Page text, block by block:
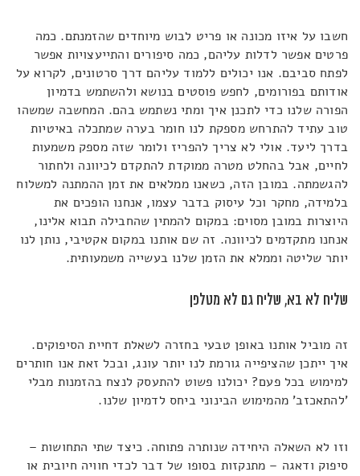
חשבו על איזו מכונה או פריט לבוש מיוחדים שהזמנתם. כמה
פרטים אפשר לדלות עליהם, כמה סיפורים והתייעצויות אפשר
לפתח סביבם. אנו יכולים ללמוד עליהם דרך סרטונים, לקרוא על
אודותם בפורומים, לחפש פוסטים בנושא ולהשתמש בדמיון
הפורה שלנו כדי לתכנן איך ומתי נשתמש בהם. המחשבה שמשהו
טוב עתיד להתרחש מספקת לנו חומר בערה שמתכלה באיטיות
בדרך ליעד. אולי לא צריך להפריז ולומר שזה מספק משמעות
לחיים, אבל בהחלט מטרה ממוקדת להתקדם לכיוונה ולחתור
להגשמתה. במובן הזה, כשאנו ממלאים את זמן ההמתנה למשלוח
בלמידה, מחקר וכל עיסוק בדבר עצמו, אנחנו הופכים את
היוצרות במובן מסוים: במקום להמתין שהחבילה תבוא אלינו,
אנחנו מתקדמים לכיוונה. זה שם אותנו במקום אקטיבי, נותן לנו
יותר שליטה וממלא את הזמן שלנו בעשייה משמעותית.
שליח לא בא, שליח גם לא מטלפן
זה מוביל אותנו באופן טבעי בחזרה לשאלת דחיית הסיפוקים.
איך ייתכן שהציפייה גורמת לנו יותר עונג, ובכל זאת אנו חותרים
למימוש בכל פעם? יכולנו פשוט להתעסק לנצח בהזמנות מבלי
'להתאכזב' מהמימוש הבינוני ביחס לדמיון שלנו.
וזו לא השאלה היחידה שנותרה פתוחה. כיצד שתי התחושות –
סיפוק ודאגה – מתנקזות בסופו של דבר לכדי חוויה חיובית או